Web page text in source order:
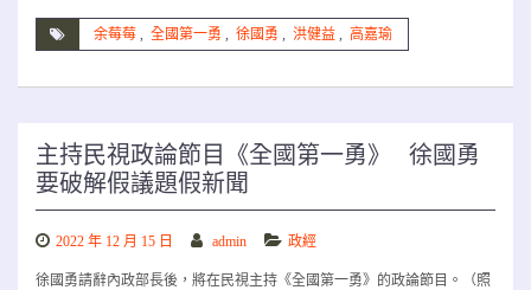
余莓莓 , 全國第一勇 , 徐國勇 , 洪健益 , 高嘉瑜
主持民視政論節目《全國第一勇》 徐國勇
要破解假議題假新聞
2022 年 12 月 15 日 admin 政經
徐國勇請辭內政部長後，將在民視主持《全國第一勇》的政論節目。（照